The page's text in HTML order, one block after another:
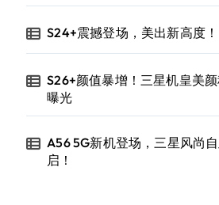
S24+震撼登场，美出新高度！
S26+颜值暴增！三星机皇美
曝光
A56 5G新机登场，三星风尚
启！